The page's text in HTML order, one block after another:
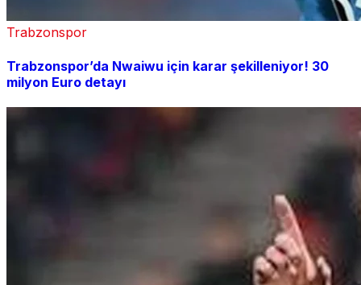
Trabzonspor
Trabzonspor’da Nwaiwu için karar şekilleniyor! 30
milyon Euro detayı